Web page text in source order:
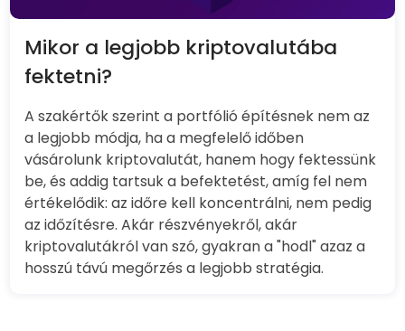
Mikor a legjobb kriptovalutába
fektetni?
A szakértők szerint a portfólió építésnek nem az
a legjobb módja, ha a megfelelő időben
vásárolunk kriptovalutát, hanem hogy fektessünk
be, és addig tartsuk a befektetést, amíg fel nem
értékelődik: az időre kell koncentrálni, nem pedig
az időzítésre. Akár részvényekről, akár
kriptovalutákról van szó, gyakran a "hodl" azaz a
hosszú távú megőrzés a legjobb stratégia.